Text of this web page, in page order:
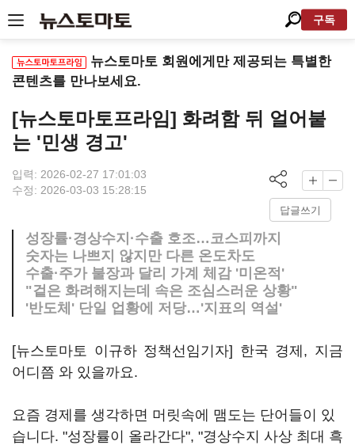
구독
뉴스토마토 회원에게만 제공되는 특별한
콘텐츠를 만나보세요.
[뉴스토마토프라임] 화려함 뒤 얼어붙
는 '민생 경고'
입력: 2026-02-27 17:01:03
수정: 2026-03-03 15:28:15
답글쓰기
성장률·경상수지·수출 호조…코스피까지
숫자는 나쁘지 않지만 다른 온도차도
수출·주가 불장과 달리 가계 체감 '미온적'
"겉은 화려해지는데 속은 조심스러운 상황"
'반도체' 단일 업황에 저당…'지표의 역설'
[뉴스토마토 이규하 정책선임기자] 한국 경제, 지금
어디쯤 와 있을까요.
요즘 경제를 생각하면 머릿속에 맴도는 단어들이 있
습니다. "성장률이 올라간다", "경상수지 사상 최대 흑